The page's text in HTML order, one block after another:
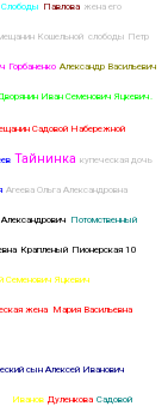
Павлова жена его
Кошельной слободы Петр
Горбаненко Александр Васильевич
Иван Семенович Яцкевич.
Садовой Набережной
Тайнинка купеческая дочь
Агеева Ольга Александровна
Потомственный
Крапленый Пионерская 10
Семенович Яцкевич
жена Мария Васильевна
сын Алексей Иванович
Иванов Дуленкова Садовой